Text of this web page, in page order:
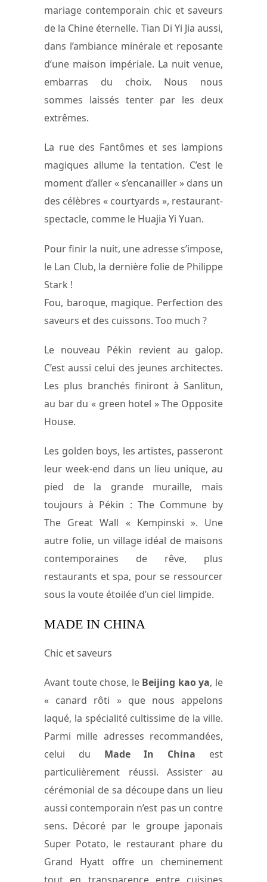
mariage contemporain chic et saveurs
de la Chine éternelle. Tian Di Yi Jia aussi,
dans l’ambiance minérale et reposante
d’une maison impériale. La nuit venue,
embarras du choix. Nous nous
sommes laissés tenter par les deux
extrêmes.
La rue des Fantômes et ses lampions
magiques allume la tentation. C’est le
moment d’aller « s’encanailler » dans un
des célèbres « courtyards », restaurant-
spectacle, comme le Huajia Yi Yuan.
Pour finir la nuit, une adresse s’impose,
le Lan Club, la dernière folie de Philippe
Stark !
Fou, baroque, magique. Perfection des
saveurs et des cuissons. Too much ?
Le nouveau Pékin revient au galop.
C’est aussi celui des jeunes architectes.
Les plus branchés finiront à Sanlitun,
au bar du « green hotel » The Opposite
House.
Les golden boys, les artistes, passeront
leur week-end dans un lieu unique, au
pied de la grande muraille, mais
toujours à Pékin : The Commune by
The Great Wall « Kempinski ». Une
autre folie, un village idéal de maisons
contemporaines de rêve, plus
restaurants et spa, pour se ressourcer
sous la voute étoilée d’un ciel limpide.
MADE IN CHINA
Chic et saveurs
Avant toute chose, le Beijing kao ya, le
« canard rôti » que nous appelons
laqué, la spécialité cultissime de la ville.
Parmi mille adresses recommandées,
celui du Made In China est
particulièrement réussi. Assister au
cérémonial de sa découpe dans un lieu
aussi contemporain n’est pas un contre
sens. Décoré par le groupe japonais
Super Potato, le restaurant phare du
Grand Hyatt offre un cheminement